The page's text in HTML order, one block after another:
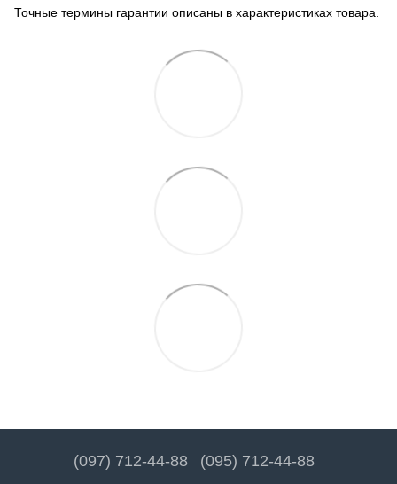
Точные термины гарантии описаны в характеристиках товара.
(097) 712-44-88 (095) 712-44-88